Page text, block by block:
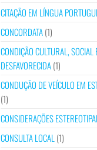
CITAÇÃO EM LÍNGUA
CONCORDATA(1)
CONDIÇÃO CULTURAL, SOCIAL
DESFAVORECIDA(1)
CONDUÇÃO DE VEÍCULO EM
(1)
CONSIDERAÇÕES
CONSULTA LOCAL (1)